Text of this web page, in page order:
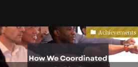
Achievements